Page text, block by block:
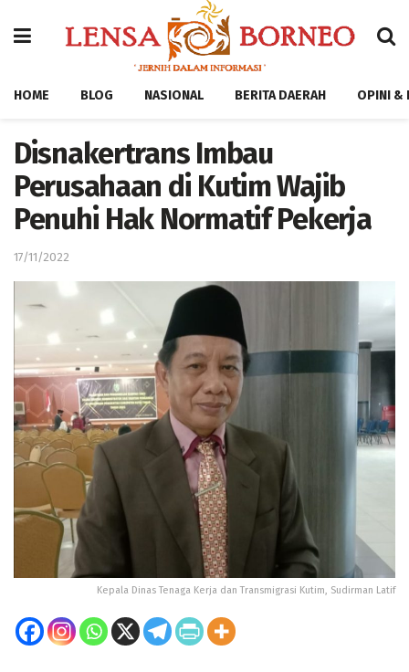
HOME BLOG NASIONAL BERITA DAERAH OPINI &
Disnakertrans Imbau
Perusahaan di Kutim Wajib
Penuhi Hak Normatif Pekerja
17/11/2022
Kepala Dinas Tenaga Kerja dan Transmigrasi Kutim, Sudirman Latif